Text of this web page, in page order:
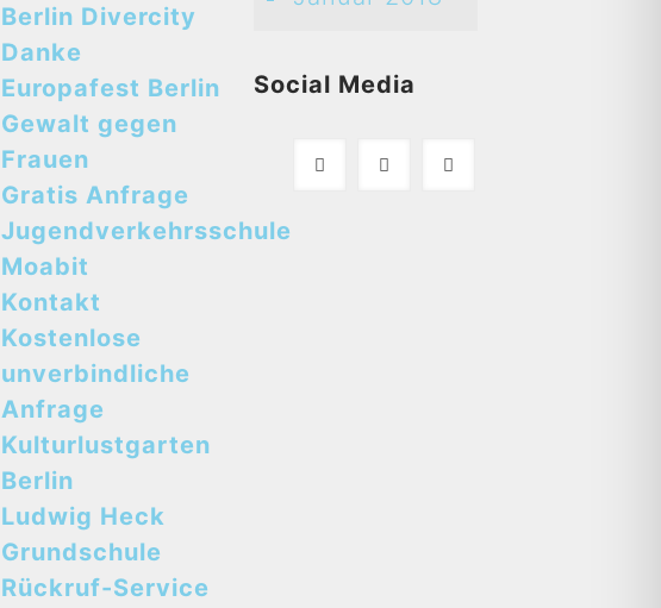
Berlin Divercity
Danke
Europafest Berlin
Gewalt gegen
Frauen
Gratis Anfrage
Jugendverkehrsschule
Moabit
Kontakt
Kostenlose
unverbindliche
Anfrage
Kulturlustgarten
Berlin
Ludwig Heck
Grundschule
Rückruf-Service
Social Media